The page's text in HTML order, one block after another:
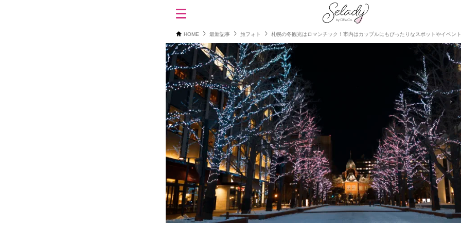
HOME 最新記事 旅フォト 札幌の冬観光はロマンチック！市内はカップルにもぴったりなスポットやイベン